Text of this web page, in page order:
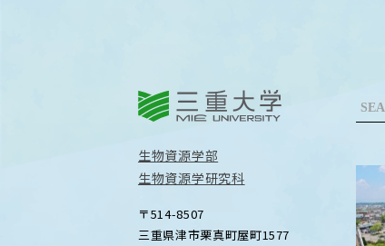
生物資源学部
生物資源学研究科
〒514-8507
三重県津市栗真町屋町1577